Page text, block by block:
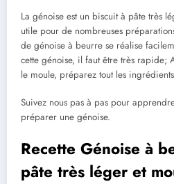
La génoise est un biscuit à pâte très
utile pour de nombreuses
de génoise à beurre se réalise
cette génoise, il faut être très rapide;
le moule, préparez tout les
Suivez nous pas à pas pour
préparer une génoise.
Recette Génoise à
pâte très léger et